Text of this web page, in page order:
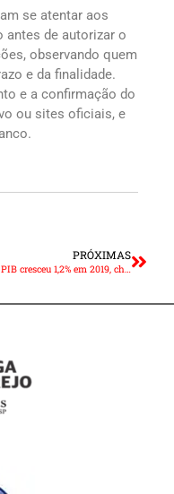
se atentar aos
antes de autorizar o
observando quem
e da finalidade.
e a confirmação do
ou sites oficiais, e
PRÓXIMAS
IBGE: PIB cresceu 1,2% em 2019, chegando a R$ 7,389 trilhões